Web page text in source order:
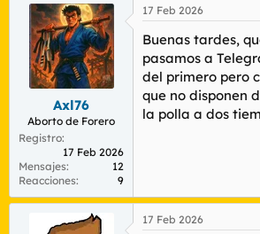
a
d
o
d
e
t
e
m
c
h
a
d
e
i
n
i
i
Axl76
Aborto de Forero
Registro
17 Feb 2026
Mensajes
12
Reacciones
9
17 Feb 2026
Buenas tardes,
pasamos a
del primero pero
que no disponen
la polla a dos
17 Feb 2026